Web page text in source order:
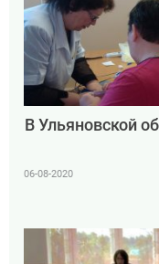
В Ульяновской
06-08-2020